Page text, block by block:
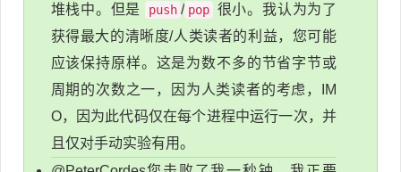
堆栈中。但是
push / pop 很小。我认为为了
获得最大的清晰度/人类读者的利益，您可能
应该保持原样。这是为数不多的节省字节或
周期的次数之一，因为人类读者的考虑，IM
O，因为此代码仅在每个进程中运行一次，并
且仅对手动实验有用。